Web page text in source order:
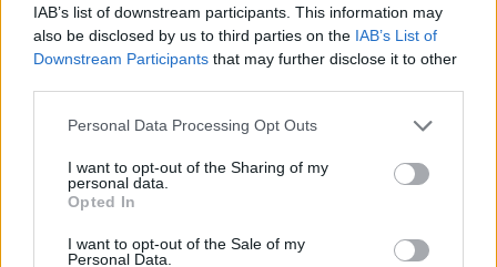
IAB’s list of downstream participants. This information may
also be disclosed by us to third parties on the IAB’s List of
Downstream Participants that may further disclose it to other
Personal Data Processing Opt Outs
I want to opt-out of the Sharing of my
personal data.
Opted In
I want to opt-out of the Sale of my
Personal Data.
sientan que el alero puede volver con seguridad y
ayudar competitivamente al equipo. Más riesgos
e inicios de marzo. Mucho camino por recorre, pero las
sensaciones son positivas.